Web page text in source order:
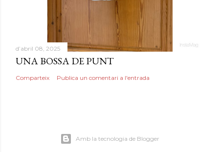
d’abril 08, 2025
UNA BOSSA DE PUNT
Comparteix Publica un comentari a l'entrada
Amb la tecnologia de Blogger